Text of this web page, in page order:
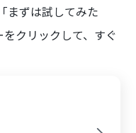
まずは試してみた
クリックして、すぐ